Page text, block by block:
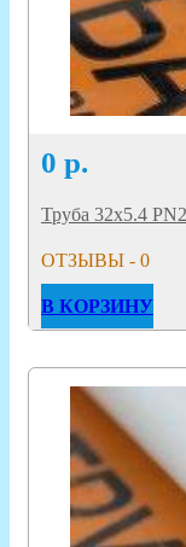
0 р.
Труба 32х5.4
ОТЗЫВЫ - 0
В КОРЗИНУ